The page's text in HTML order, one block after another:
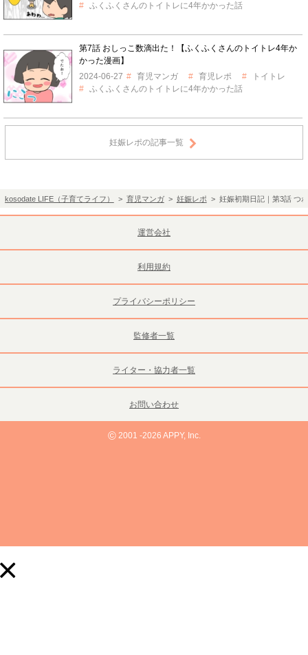
ふくふくさんのトイトレに4年かかった話
第7話 おしっこ数滴出た！【ふくふくさんのトイトレ4年か
かった漫画】
2024-06-27
育児マンガ 育児レポ
トイトレ
ふくふくさんのトイトレに4年かかった話
妊娠レポの記事一覧
kosodate LIFE（子育てライフ） > 育児マンガ> 妊娠レポ > 妊娠初期日記｜第3話 つ
運営会社
利用規約
プライバシーポリシー
監修者一覧
ライター・協力者一覧
お問い合わせ
©2001 -2026 APPY, Inc.